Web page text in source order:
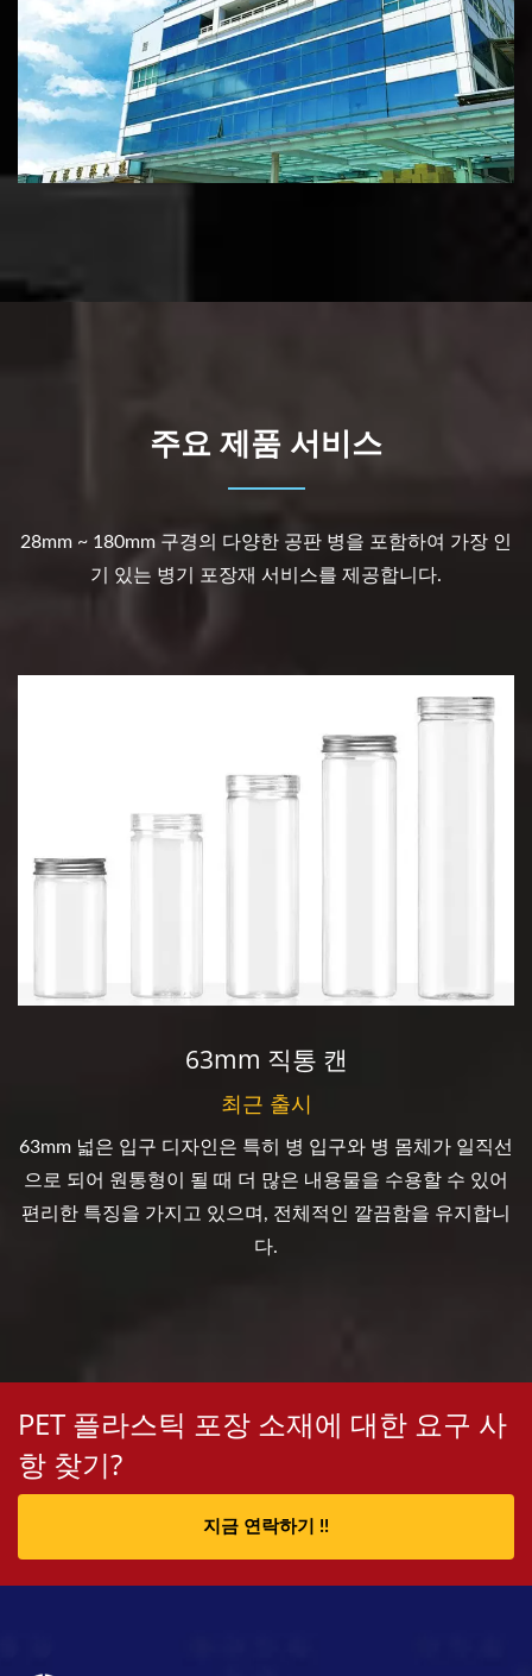
주요 제품 서비스
28mm ~ 180mm 구경의 다양한 공판 병을 포함하여 가장 인
기 있는 병기 포장재 서비스를 제공합니다.
63mm 직통 캔
최근 출시
63mm 넓은 입구 디자인은 특히 병 입구와 병 몸체가 일직선
으로 되어 원통형이 될 때 더 많은 내용물을 수용할 수 있어
편리한 특징을 가지고 있으며, 전체적인 깔끔함을 유지합니
다.
PET 플라스틱 포장 소재에 대한 요구 사
항 찾기?
지금 연락하기 !!